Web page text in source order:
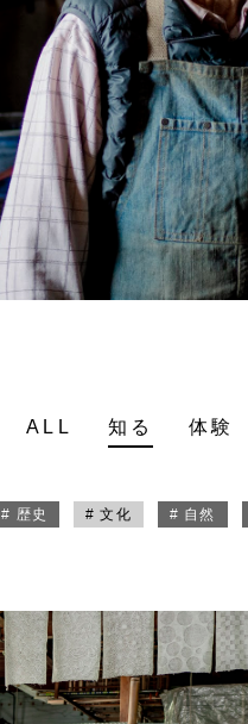
ALL 知る 体験
# 歴史 # 文化 # 自然